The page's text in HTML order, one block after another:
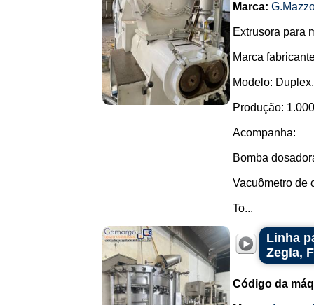
Marca:
Extrusora para
Marca
Modelo: Duplex.
Produção:
Acompanha:
Bomba
Vacuômetro de
To...
Linha
Zegla,
Código da